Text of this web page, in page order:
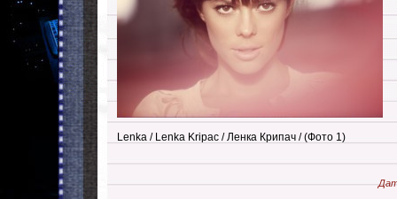
Lenka / Lenka Kripac / Ленка Крипач / (Фото 1)